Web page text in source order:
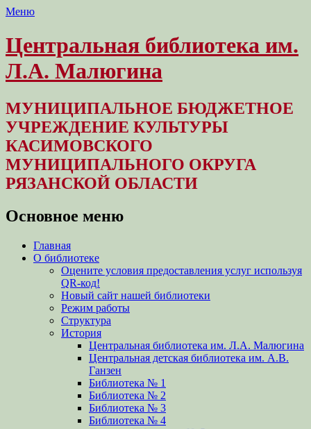
Меню
Центральная библиотека им.
Л.А. Малюгина
МУНИЦИПАЛЬНОЕ БЮДЖЕТНОЕ
УЧРЕЖДЕНИЕ КУЛЬТУРЫ
КАСИМОВСКОГО
МУНИЦИПАЛЬНОГО ОКРУГА
РЯЗАНСКОЙ ОБЛАСТИ
Основное меню
Перейти
содержимому
Главная
О библиотеке
Оцените условия предоставления услуг используя
QR-код!
Новый сайт нашей библиотеки
Режим работы
Структура
История
Центральная библиотека им. Л.А. Малюгина
Центральная детская библиотека им. А.В.
Ганзен
Библиотека № 1
Библиотека № 2
Библиотека № 3
Библиотека № 4